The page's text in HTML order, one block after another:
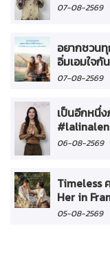
07-08-2569
อยากชวนทุ
อิ่มเอมใจกั
07-08-2569
เป็นอีกหนึ่
06-08-2569
Timeless
Her in
05-08-2569